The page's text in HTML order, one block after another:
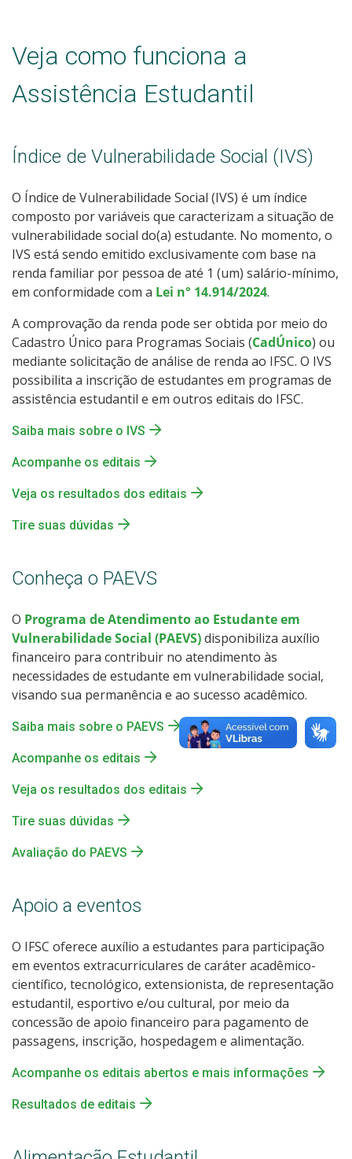
Veja como funciona a
Assistência Estudantil
Índice de Vulnerabilidade Social (IVS)
O Índice de Vulnerabilidade Social (IVS) é um índice
composto por variáveis que caracterizam a situação de
vulnerabilidade social do(a) estudante. No momento, o
IVS está sendo emitido exclusivamente com base na
renda familiar por pessoa de até 1 (um) salário-mínimo,
em conformidade com a Lei n° 14.914/2024.
A comprovação da renda pode ser obtida por meio do
Cadastro Único para Programas Sociais (CadÚnico) ou
mediante solicitação de análise de renda ao IFSC. O IVS
possibilita a inscrição de estudantes em programas de
assistência estudantil e em outros editais do IFSC.
Saiba mais sobre o IVS
Acompanhe os editais
Veja os resultados dos editais
Tire suas dúvidas
Conheça o PAEVS
O Programa de Atendimento ao Estudante em
Vulnerabilidade Social (PAEVS)disponibiliza auxílio
financeiro para contribuir no atendimento às
necessidades de estudante em vulnerabilidade social,
visando sua permanência e ao sucesso acadêmico.
Saiba mais sobre o PAEVS
Acompanhe os editais
Veja os resultados dos editais
Tire suas dúvidas
Avaliação do PAEVS
Apoio a eventos
O IFSC oferece auxílio a estudantes para participação
em eventos extracurriculares de caráter acadêmico-
científico, tecnológico, extensionista, de representação
estudantil, esportivo e/ou cultural, por meio da
concessão de apoio financeiro para pagamento de
passagens, inscrição, hospedagem e alimentação.
Acompanhe os editais abertos e mais informações
Resultados de editais